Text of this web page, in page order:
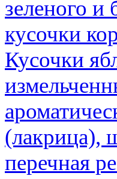
зеленого и
кусочки
Кусочки
(лакрица),
перечная